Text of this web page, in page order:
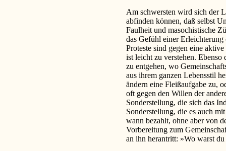
Am schwersten wird sich der
abfinden können, daß selbst
Faulheit und masochistische
das Gefühl einer
Proteste sind gegen eine
ist leicht zu verstehen. Ebenso
zu entgehen, wo
aus ihrem ganzen Lebensstil
ändern eine Fleißaufgabe zu,
oft gegen den Willen der
Sonderstellung, die sich das
Sonderstellung, die es auch
wann bezahlt, ohne aber von
Vorbereitung zum
an ihn herantritt: »Wo warst